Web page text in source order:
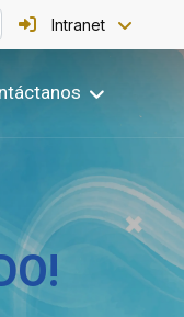
Intranet